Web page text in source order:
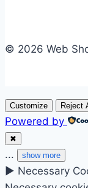
© 2026 Web
Customize Reject
Powered by
✖
... show more
► Necessary